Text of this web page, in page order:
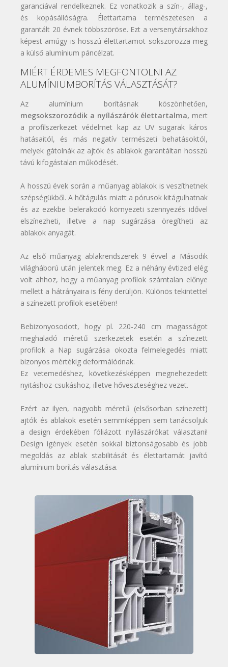
garanciával rendelkeznek. Ez vonatkozik a szín-, állag-,
és kopásállóságra. Élettartama természetesen a
garantált 20 évnek többszöröse. Ezt a versenytársakhoz
képest amúgy is hosszú élettartamot sokszorozza meg
a külső alumínium páncélzat.
MIÉRT ÉRDEMES MEGFONTOLNI AZ
ALUMÍNIUMBORÍTÁS VÁLASZTÁSÁT?
Az alumínium borításnak köszönhetően,
megsokszorozódik a nyílászárók élettartalma, mert
a profilszerkezet védelmet kap az UV sugarak káros
hatásaitól, és más negatív természeti behatásoktól,
melyek gátolnák az ajtók és ablakok garantáltan hosszú
távú kifogástalan működését.
A hosszú évek során a műanyag ablakok is veszíthetnek
szépségükből. A hőtágulás miatt a pórusok kitágulhatnak
és az ezekbe belerakodó környezeti szennyezés idővel
elszínezheti, illetve a nap sugárzása öregítheti az
ablakok anyagát.
Az első műanyag ablakrendszerek 9 évvel a Második
világháború után jelentek meg. Ez a néhány évtized elég
volt ahhoz, hogy a műanyag profilok számtalan előnye
mellett a hátrányaira is fény derüljön. Különös tekintettel
a színezett profilok esetében!
Bebizonyosodott, hogy pl. 220-240 cm magasságot
meghaladó méretű szerkezetek esetén a színezett
profilok a Nap sugárzása okozta felmelegedés miatt
bizonyos mértékig deformálódnak.
Ez vetemedéshez, következésképpen megnehezedett
nyitáshoz-csukáshoz, illetve hőveszteséghez vezet.
Ezért az ilyen, nagyobb méretű (elsősorban színezett)
ajtók és ablakok esetén semmiképpen sem tanácsoljuk
a design érdekében fóliázott nyílászárókat választani!
Design igények esetén sokkal biztonságosabb és jobb
megoldás az ablak stabilitását és élettartamát javító
alumínium borítás választása.